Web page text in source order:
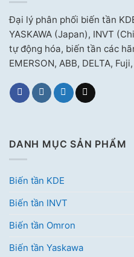
Đại lý phân phối biến tần
YASKAWA (Japan), INVT
tự động hóa, biến tần các
EMERSON, ABB, DELTA,
DANH MỤC SẢN PHẨM
Biến tần KDE
Biến tần INVT
Biến tần Omron
Biến tần Yaskawa